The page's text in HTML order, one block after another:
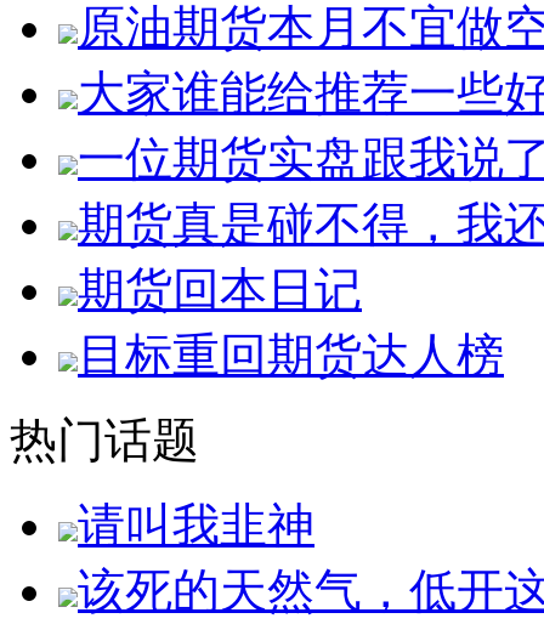
原油期货本月不宜做
大家谁能给推荐一些
一位期货实盘跟我说
期货真是碰不得，我
期货回本日记
目标重回期货达人榜
热门话题
请叫我韭神
该死的天然气，低开